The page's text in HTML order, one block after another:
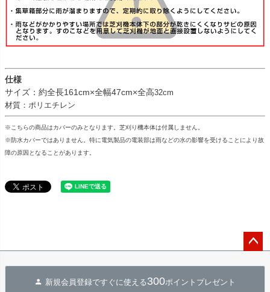
仕様
サイズ：約全長161cm×全幅47cm×全高32cm
材質：ポリエチレン
※こちらの商品はカバーのみとなります。芝刈り機本体は付属しません。
※防水カバーではありません。特に電気製品の電装部は雨などの水の影響を受けることにより故
障の原因となることがあります。
ジト
新規会員登録ですぐに使える300ポイントプレゼント